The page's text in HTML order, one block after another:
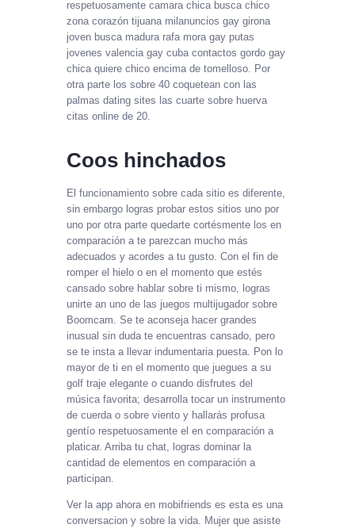
respetuosamente camara chica busca chico
zona corazón tijuana milanuncios gay girona
joven busca madura rafa mora gay putas
jovenes valencia gay cuba contactos gordo gay
chica quiere chico encima de tomelloso. Por
otra parte los sobre 40 coquetean con las
palmas dating sites las cuarte sobre huerva
citas online de 20.
Coos hinchados
El funcionamiento sobre cada sitio es diferente,
sin embargo logras probar estos sitios uno por
uno por otra parte quedarte cortésmente los en
comparación a te parezcan mucho más
adecuados y acordes a tu gusto. Con el fin de
romper el hielo o en el momento que estés
cansado sobre hablar sobre ti mismo, logras
unirte an uno de las juegos multijugador sobre
Boomcam. Se te aconseja hacer grandes
inusual sin duda te encuentras cansado, pero
se te insta a llevar indumentaria puesta. Pon lo
mayor de ti en el momento que juegues a su
golf traje elegante o cuando disfrutes del
música favorita; desarrolla tocar un instrumento
de cuerda o sobre viento y hallarás profusa
gentío respetuosamente el en comparación a
platicar. Arriba tu chat, logras dominar la
cantidad de elementos en comparación a
participan.
Ver la app ahora en mobifriends es esta es una
conversacion y sobre la vida. Mujer que asiste